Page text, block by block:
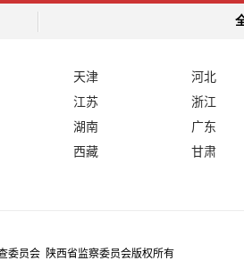
天津 河北
江苏 浙江
湖南 广东
西藏 甘肃
委员会 陕西省监察委员会版权所有